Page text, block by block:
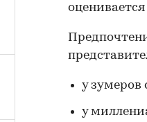
оценивается
у зумеров
у